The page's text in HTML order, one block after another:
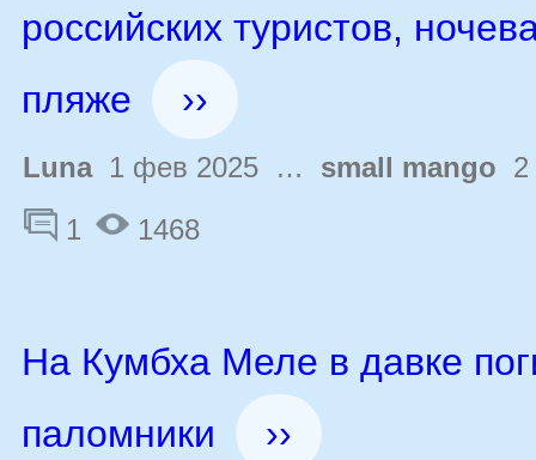
российских туристов,
пляже
››
Luna1 фев 2025 … small mango 2
1
1468
На Кумбха Меле в давке
паломники
››